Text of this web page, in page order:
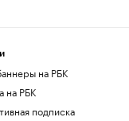
на РБК
на РБК
подписка